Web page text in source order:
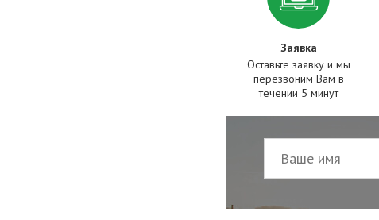
Заявка
Оставьте заявку и мы
перезвоним Вам в
течении 5 минут